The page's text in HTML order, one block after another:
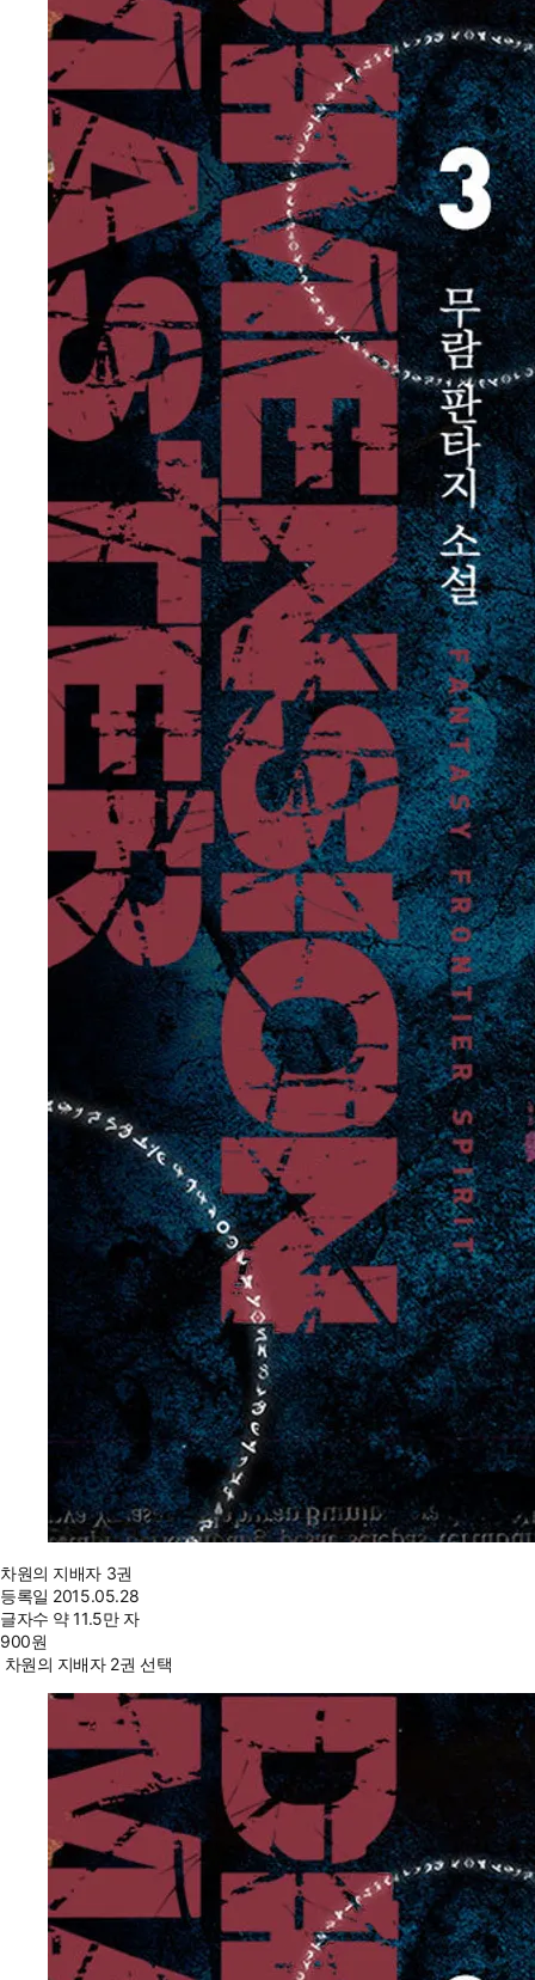
차원의 지배자 3권
등록일 2015.05.28
글자수 약 11.5만 자
900원
차원의 지배자 2권 선택